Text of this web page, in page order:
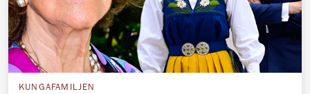
KUNGAFAMILJEN